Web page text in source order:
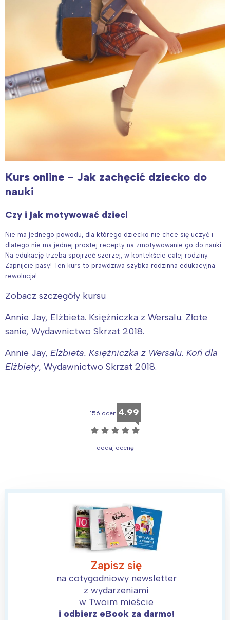
Kurs online - Jak zachęcić dziecko do
nauki
Czy i jak motywować dzieci
Nie ma jednego powodu, dla którego dziecko nie chce się uczyć i
dlatego nie ma jednej prostej recepty na zmotywowanie go do nauki.
Na edukację trzeba spojrzeć szerzej, w kontekście całej rodziny.
Zapnijcie pasy! Ten kurs to prawdziwa szybka rodzinna edukacyjna
rewolucja!
Zobacz szczegóły kursu
Annie Jay, Elżbieta. Księżniczka z Wersalu. Złote
sanie, Wydawnictwo Skrzat 2018.
Annie Jay, Elżbieta. Księżniczka z Wersalu. Koń dla
Elżbiety, Wydawnictwo Skrzat 2018.
156 ocen 4.99
☆ ☆ ☆ ☆ ☆
dodaj ocenę
Zapisz się
na cotygodniowy newsletter
z wydarzeniami
w Twoim mieście
i odbierz eBook za darmo!
Interesują mnie wydarzenia z
Trójmiasto
Kraków
Południe
Północ
Wszystkie
Wybieram